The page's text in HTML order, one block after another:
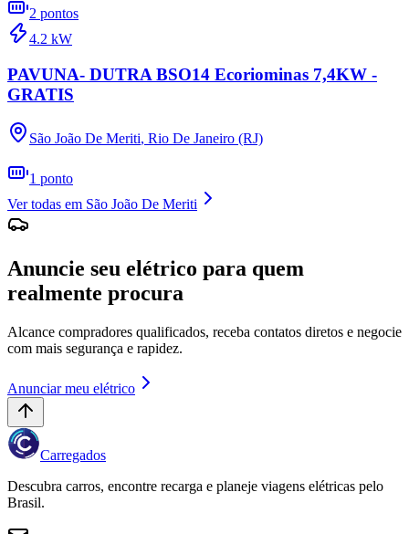
2 pontos
4.2 kW
PAVUNA- DUTRA BSO14 Ecoriominas 7,4KW -
GRATIS
São João De Meriti, Rio De Janeiro (RJ)
1 ponto
Ver todas em São João De Meriti
Anuncie seu elétrico para quem
realmente procura
Alcance compradores qualificados, receba contatos diretos e negocie
com mais segurança e rapidez.
Anunciar meu elétrico
Carregados
Descubra carros, encontre recarga e planeje viagens elétricas pelo
Brasil.